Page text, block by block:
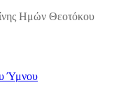
Ημών Θεοτόκου